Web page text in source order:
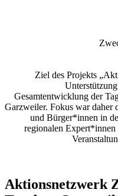
Ziel des Projekts
Gesamtentwicklung der
Garzweiler. Fokus war daher
und Bürger*innen in
regionalen Expert*innen
Aktionsnetzwerk